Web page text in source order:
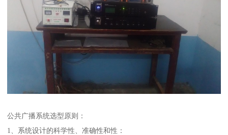
公共广播系统选型原则：
1、系统设计的科学性、准确性和性：